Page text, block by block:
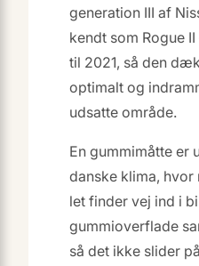
generation III af
kendt som Rogue
til 2021, så den
optimalt og
udsatte område.
En gummimåtte er
danske klima, hvor
let finder vej ind i
gummioverflade
så det ikke slider